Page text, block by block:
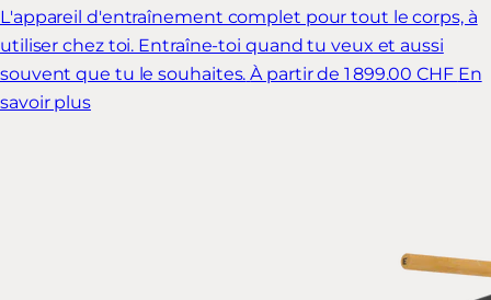
L'appareil d'entraînement complet pour tout le corps, à
utiliser chez toi. Entraîne-toi quand tu veux et aussi
souvent que tu le souhaites. À partir de 1 899.00 CHF En
savoir plus